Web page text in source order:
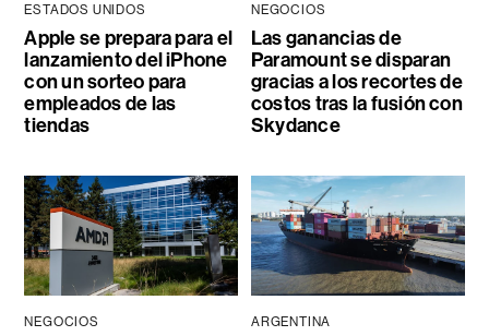
ESTADOS UNIDOS
Apple se prepara para el
lanzamiento del iPhone
con un sorteo para
empleados de las
tiendas
NEGOCIOS
Las ganancias de
Paramount se disparan
gracias a los recortes de
costos tras la fusión con
Skydance
NEGOCIOS ARGENTINA